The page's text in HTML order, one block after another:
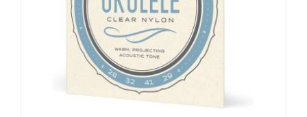
D'ADDARIO EJ65 TLG - СТРУНЫ ДЛЯ УКУЛЕЛЕ
ТЕНОР...